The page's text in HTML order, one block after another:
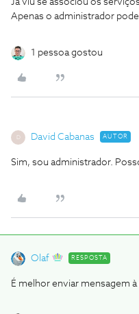
Já viu se associou os
Apenas o administrador
1 pessoa gostou
D David Cabanas AUTOR
Sim, sou administrador.
Olaf RESPOSTA
É melhor enviar mensagem